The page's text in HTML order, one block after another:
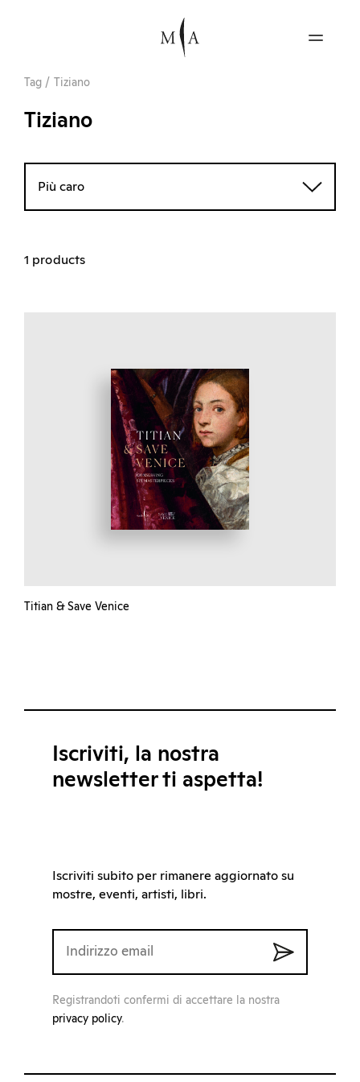
Tag / Tiziano
Tiziano
Più caro
1 products
Titian & Save Venice
Iscriviti, la nostra
newsletter ti aspetta!
Iscriviti subito per rimanere aggiornato su
mostre, eventi, artisti, libri.
Registrandoti confermi di accettare la nostra
privacy policy.